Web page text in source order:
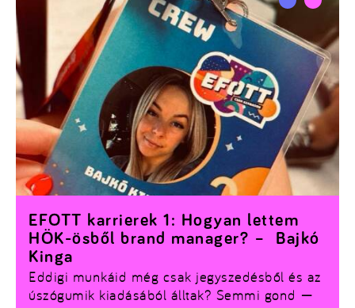
Eddigi munkáid még csak jegyszedésből és az
úszógumik kiadásából álltak? Semmi gond —
EFOTT karrierek 1: Hogyan lettem
HÖK-ösből brand manager? – Bajkó
Kinga